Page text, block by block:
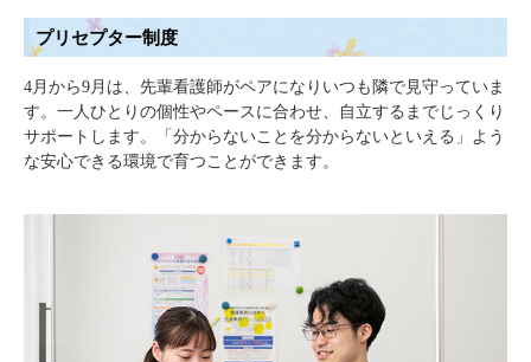
プリセプター制度
4月から9月は、先輩看護師がペアになりいつも隣で見守っていま
す。一人ひとりの個性やペースに合わせ、自立するまでじっくり
サポートします。「分からないことを分からないといえる」よう
な安心できる環境で育つことができます。